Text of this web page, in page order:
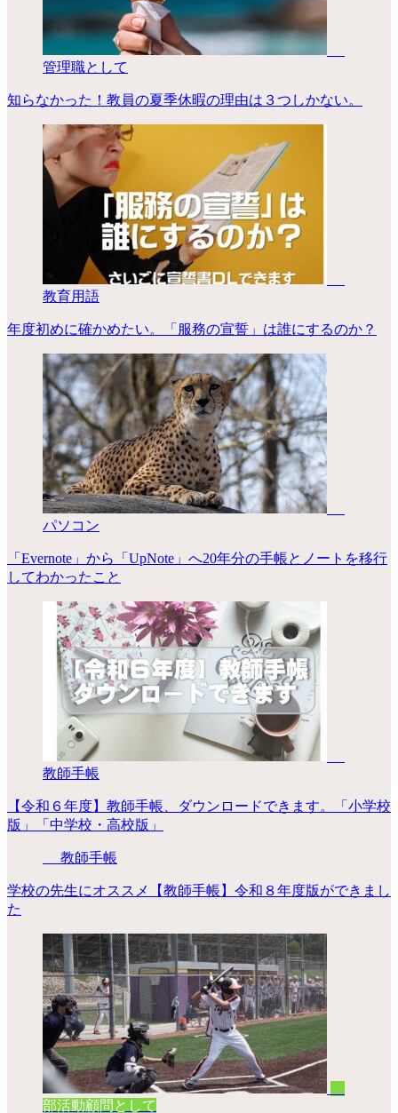
管理職として
知らなかった！教員の夏季休暇の理由は３つしかない。
教育用語
年度初めに確かめたい。「服務の宣誓」は誰にするのか？
パソコン
「Evernote」から「UpNote」へ20年分の手帳とノートを移行
してわかったこと
教師手帳
【令和６年度】教師手帳、ダウンロードできます。「小学校
版」「中学校・高校版」
教師手帳
学校の先生にオススメ【教師手帳】令和８年度版ができまし
た
部活動顧問として